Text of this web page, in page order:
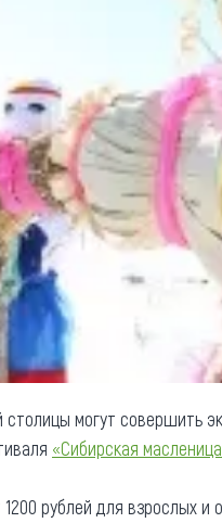
могут совершить
«Сибирская
рублей для взрослых